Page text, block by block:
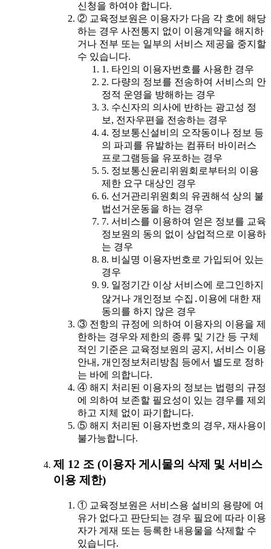
신청을 하여야 합니다.
② 교육정보원은 이용자가 다음 각 호에 해당
하는 경우 사전통지 없이 이용계약을 해지하
거나 전부 또는 일부의 서비스 제공을 중지할
수 있습니다.
1. 타인의 이용자번호를 사용한 경우
2. 다량의 정보를 전송하여 서비스의 안
정적 운영을 방해하는 경우
3. 수신자의 의사에 반하는 광고성 정
보, 전자우편을 전송하는 경우
4. 정보통신설비의 오작동이나 정보 등
의 파괴를 유발하는 컴퓨터 바이러스
프로그램등을 유포하는 경우
5. 정보통신윤리위원회로부터의 이용
제한 요구 대상인 경우
6. 선거관리위원회의 유권해석 상의 불
법선거운동을 하는 경우
7. 서비스를 이용하여 얻은 정보를 교육
정보원의 동의 없이 상업적으로 이용하
는 경우
8. 비실명 이용자번호로 가입되어 있는
경우
9. 일정기간 이상 서비스에 로그인하지
않거나 개인정보 수집․이용에 대한 재
동의를 하지 않은 경우
③ 전항의 규정에 의하여 이용자의 이용을 제
한하는 경우와 제한의 종류 및 기간 등 구체
적인 기준은 교육정보원의 공지, 서비스 이용
안내, 개인정보처리방침 등에서 별도로 정하
는 바에 의합니다.
④ 해지 처리된 이용자의 정보는 법령의 규정
에 의하여 보존할 필요성이 있는 경우를 제외
하고 지체 없이 파기합니다.
⑤ 해지 처리된 이용자번호의 경우, 재사용이
불가능합니다.
제 12 조 (이용자 게시물의 삭제 및 서비스
이용 제한)
① 교육정보원은 서비스용 설비의 용량에 여
유가 없다고 판단되는 경우 필요에 따라 이용
자가 게재 또는 등록한 내용물을 삭제할 수
있습니다.